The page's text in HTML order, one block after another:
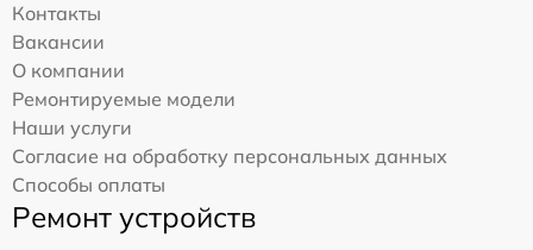
Контакты
Вакансии
О компании
Ремонтируемые модели
Наши услуги
Согласие на обработку персональных данных
Способы оплаты
Ремонт устройств